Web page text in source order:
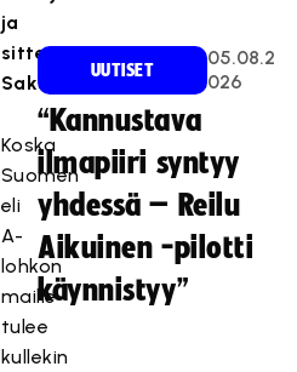
ja
sitten
Saksa.
Koska
Suomen
eli
A-
lohkon
maille
tulee
kullekin
UUTISET
05.08.2
026
“Kannustava
ilmapiiri syntyy
yhdessä – Reilu
Aikuinen -pilotti
käynnistyy”